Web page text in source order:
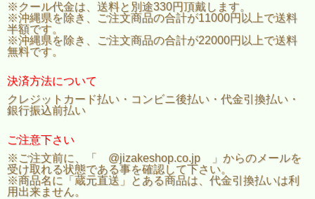
※クール代金は、送料と別途330円頂戴します。
※沖縄県を除き、ご注文商品の合計が11000円以上で送料
半額です。
※沖縄県を除き、ご注文商品の合計が22000円以上で送料
無料です。
決済方法について
クレジットカード払い・コンビニ後払い・代金引換払い・
銀行振込前払い
ご注意下さい
※ご注文前に、「 @jizakeshop.co.jp 」からのメールを
受け取れる状態である事を確認して下さい。
※商品名に「蔵元直送」とある商品は、代金引換払いは利
用出来ません。